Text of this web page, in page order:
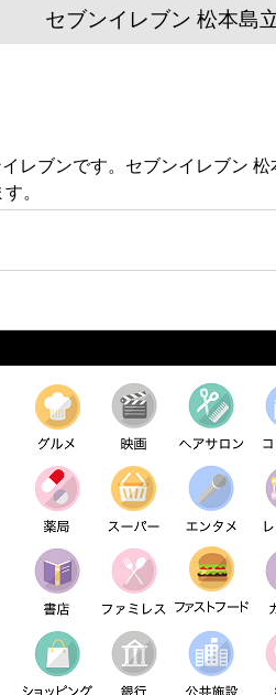
セブンイレブン 松本島
レブンです。セブンイレブン
。